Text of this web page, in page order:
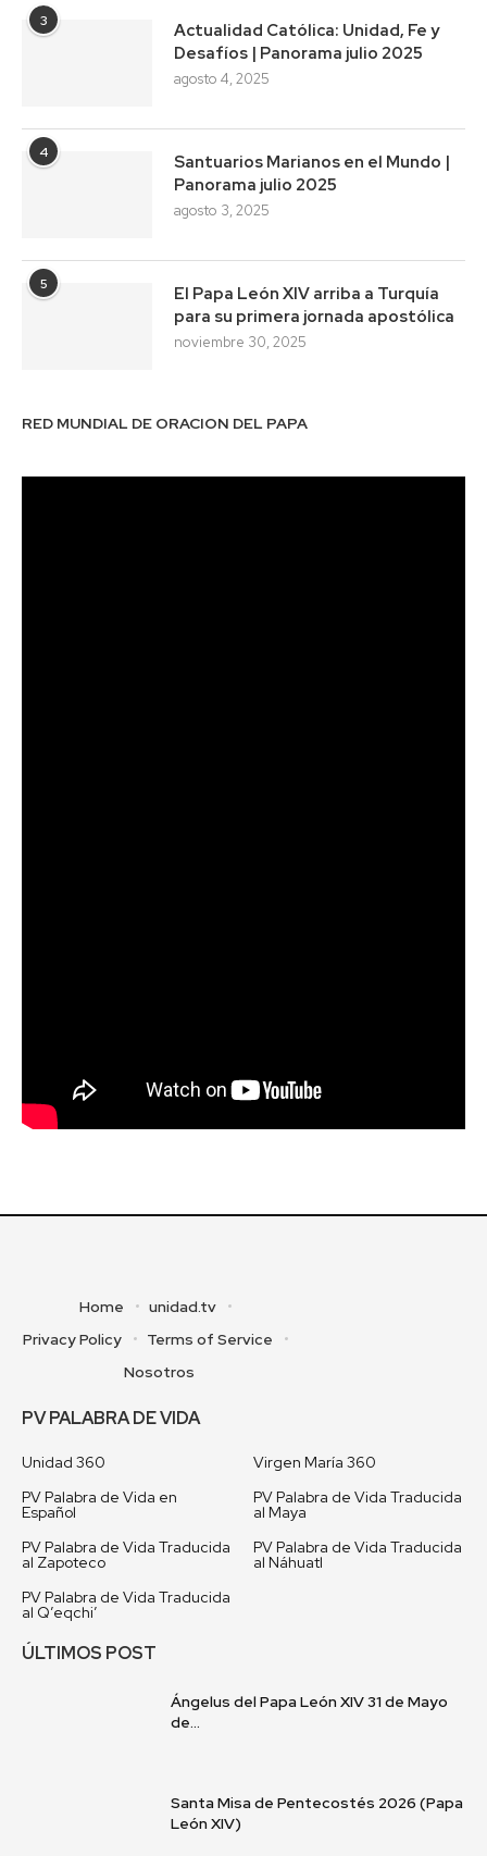
3
Actualidad Católica: Unidad, Fe y
Desafíos | Panorama julio 2025
agosto 4, 2025
4
Santuarios Marianos en el Mundo |
Panorama julio 2025
agosto 3, 2025
5
El Papa León XIV arriba a Turquía
para su primera jornada apostólica
noviembre 30, 2025
RED MUNDIAL DE ORACION DEL PAPA
Home
unidad.tv
Privacy Policy
Terms of Service
Nosotros
PV PALABRA DE VIDA
Unidad 360
Virgen María 360
PV Palabra de Vida en
Español
PV Palabra de Vida Traducida
al Maya
PV Palabra de Vida Traducida
al Zapoteco
PV Palabra de Vida Traducida
al Náhuatl
PV Palabra de Vida Traducida
al Q’eqchi’
ÚLTIMOS POST
Ángelus del Papa León XIV 31 de Mayo
de...
Santa Misa de Pentecostés 2026 (Papa
León XIV)